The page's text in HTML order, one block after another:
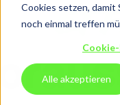
Cookies setzen, damit
noch einmal treffen
Alle akzeptieren